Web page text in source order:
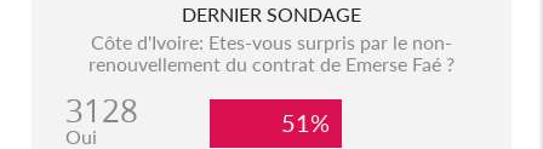
DERNIER SONDAGE
Côte d'Ivoire: Etes-vous surpris par le non-
renouvellement du contrat de Emerse Faé ?
3128
Oui 51%